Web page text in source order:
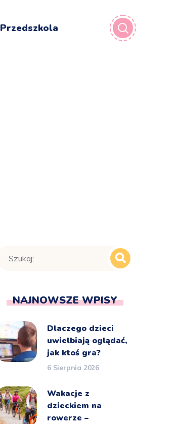
Przedszkola
NAJNOWSZE WPISY
Dlaczego dzieci
uwielbiają oglądać,
jak ktoś gra?
6 Sierpnia 2026
Wakacje z
dzieckiem na
rowerze –